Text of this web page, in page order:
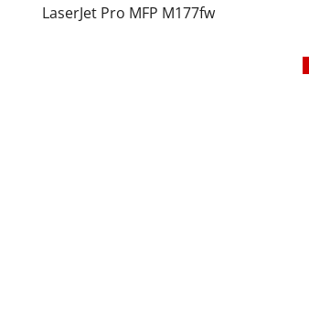
LaserJet Pro MFP M177fw